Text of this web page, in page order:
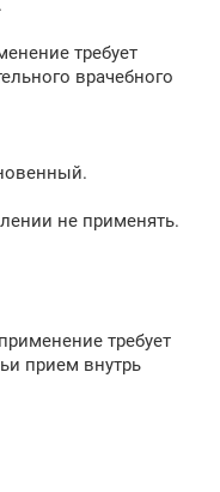
требует
врачебного
не применять.
требует
прием внутрь